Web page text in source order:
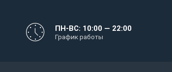
ПН-ВС: 10:00 — 22:00
График работы